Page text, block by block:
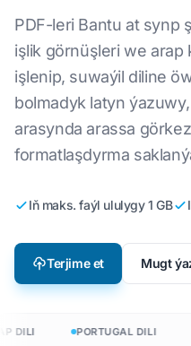
PDF-leri Bantu at synp
işlik görnüşleri we
işlenip, suwaýil diline
bolmadyk latyn
arasynda arassa
formatlaşdyrma
Iň maks. faýl ululygy 1 GB
Terjime et Mugt
DILI PORTUGAL DILI